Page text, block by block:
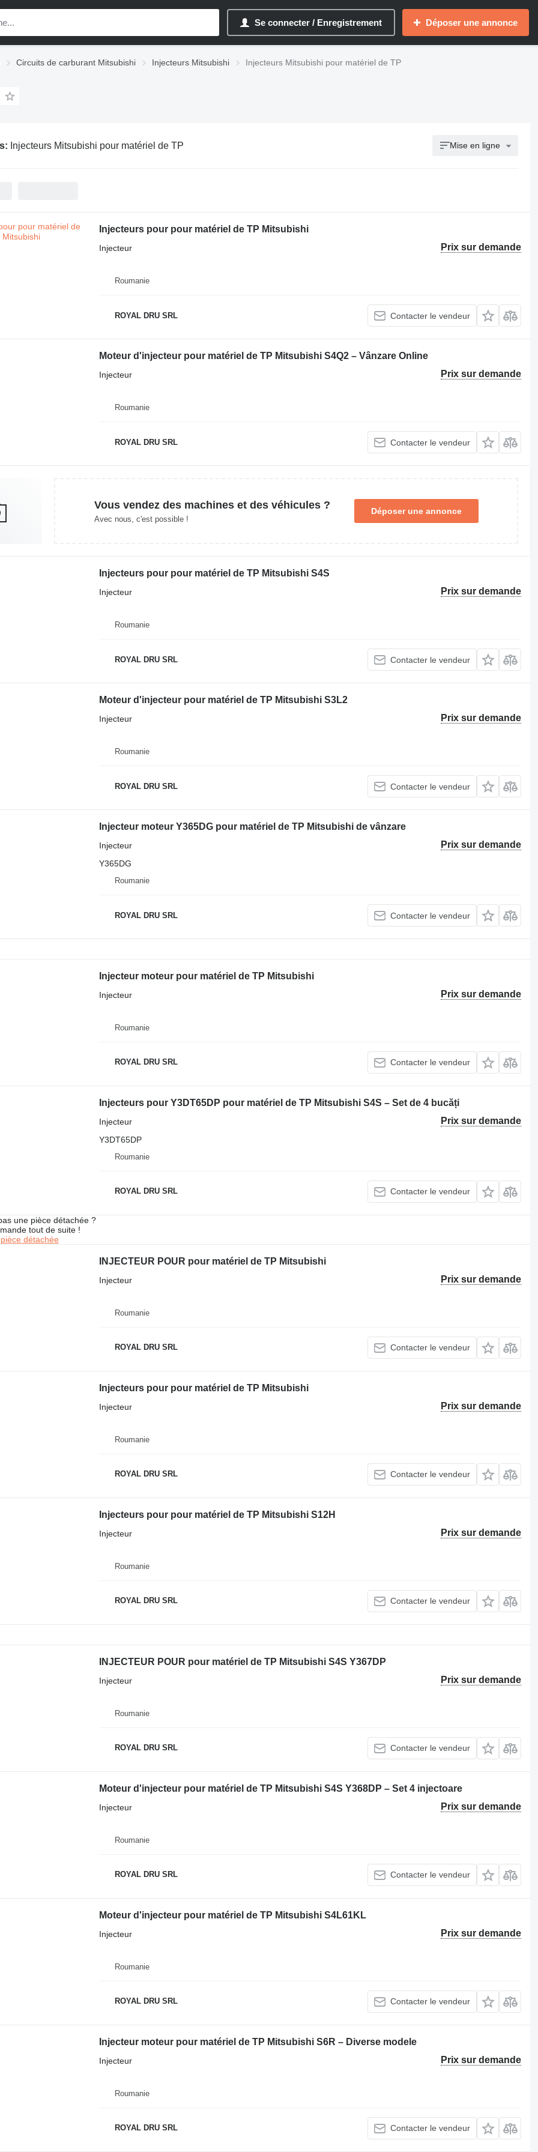
Se connecter / Enregistrement Déposer une annonce
Circuits de carburant Mitsubishi Injecteurs Mitsubishi Injecteurs Mitsubishi pour matériel de TP
Injecteurs Mitsubishi pour matériel de TP Mise en ligne
Injecteurs pour pour matériel de TP Mitsubishi
Prix sur demande
Injecteur
Roumanie
ROYAL DRU SRL Contacter le vendeur
Moteur d'injecteur pour matériel de TP Mitsubishi S4Q2 – Vânzare Online
Prix sur demande
Injecteur
Roumanie
ROYAL DRU SRL Contacter le vendeur
Vous vendez des machines et des véhicules ?
Avec nous, c'est possible !
Déposer une annonce
Injecteurs pour pour matériel de TP Mitsubishi S4S
Prix sur demande
Injecteur
Roumanie
ROYAL DRU SRL Contacter le vendeur
Moteur d'injecteur pour matériel de TP Mitsubishi S3L2
Prix sur demande
Injecteur
Roumanie
ROYAL DRU SRL Contacter le vendeur
Injecteur moteur Y365DG pour matériel de TP Mitsubishi de vânzare
Prix sur demande
Injecteur
Y365DG
Roumanie
ROYAL DRU SRL Contacter le vendeur
Injecteur moteur pour matériel de TP Mitsubishi
Prix sur demande
Injecteur
Roumanie
ROYAL DRU SRL Contacter le vendeur
Injecteurs pour Y3DT65DP pour matériel de TP Mitsubishi S4S – Set de 4 bucăți
Prix sur demande
Injecteur
Y3DT65DP
Roumanie
ROYAL DRU SRL Contacter le vendeur
une pièce détachée ?
tout de suite !
détachée
INJECTEUR POUR pour matériel de TP Mitsubishi
Prix sur demande
Injecteur
Roumanie
ROYAL DRU SRL Contacter le vendeur
Injecteurs pour pour matériel de TP Mitsubishi
Prix sur demande
Injecteur
Roumanie
ROYAL DRU SRL Contacter le vendeur
Injecteurs pour pour matériel de TP Mitsubishi S12H
Prix sur demande
Injecteur
Roumanie
ROYAL DRU SRL Contacter le vendeur
INJECTEUR POUR pour matériel de TP Mitsubishi S4S Y367DP
Prix sur demande
Injecteur
Roumanie
ROYAL DRU SRL Contacter le vendeur
Moteur d'injecteur pour matériel de TP Mitsubishi S4S Y368DP – Set 4 injectoare
Prix sur demande
Injecteur
Roumanie
ROYAL DRU SRL Contacter le vendeur
Moteur d'injecteur pour matériel de TP Mitsubishi S4L61KL
Prix sur demande
Injecteur
Roumanie
ROYAL DRU SRL Contacter le vendeur
Injecteur moteur pour matériel de TP Mitsubishi S6R – Diverse modele
Prix sur demande
Injecteur
Roumanie
ROYAL DRU SRL Contacter le vendeur